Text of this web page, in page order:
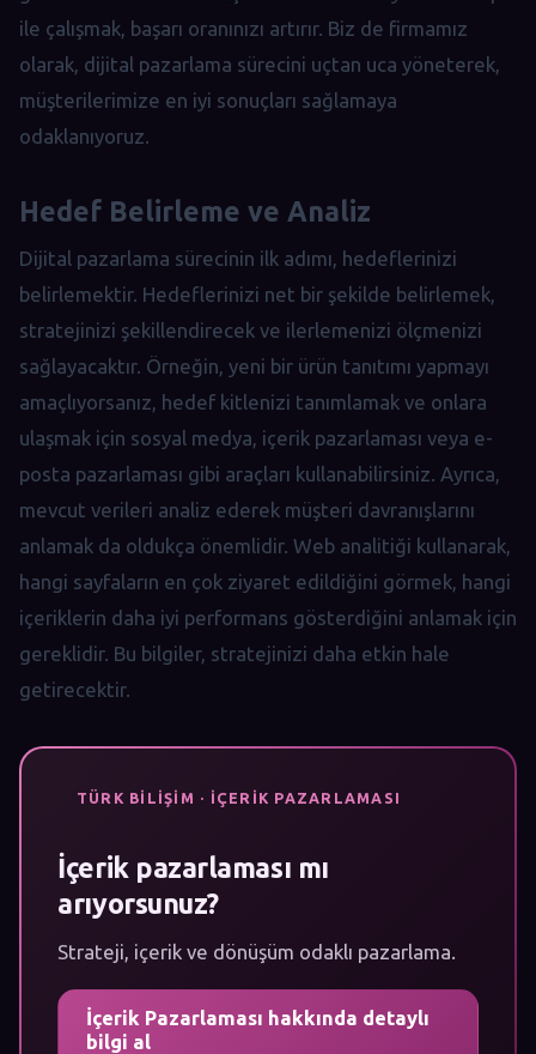
ile çalışmak, başarı oranınızı artırır. Biz de firmamız
olarak, dijital pazarlama sürecini uçtan uca yöneterek,
müşterilerimize en iyi sonuçları sağlamaya
odaklanıyoruz.
Hedef Belirleme ve Analiz
Dijital pazarlama sürecinin ilk adımı, hedeflerinizi
belirlemektir. Hedeflerinizi net bir şekilde belirlemek,
stratejinizi şekillendirecek ve ilerlemenizi ölçmenizi
sağlayacaktır. Örneğin, yeni bir ürün tanıtımı yapmayı
amaçlıyorsanız, hedef kitlenizi tanımlamak ve onlara
ulaşmak için sosyal medya, içerik pazarlaması veya e-
posta pazarlaması gibi araçları kullanabilirsiniz. Ayrıca,
mevcut verileri analiz ederek müşteri davranışlarını
anlamak da oldukça önemlidir. Web analitiği kullanarak,
hangi sayfaların en çok ziyaret edildiğini görmek, hangi
içeriklerin daha iyi performans gösterdiğini anlamak için
gereklidir. Bu bilgiler, stratejinizi daha etkin hale
getirecektir.
TÜRK BILIŞIM · İÇERIK PAZARLAMASI
İçerik pazarlaması mı
arıyorsunuz?
Strateji, içerik ve dönüşüm odaklı pazarlama.
İçerik Pazarlaması hakkında detaylı
bilgi al